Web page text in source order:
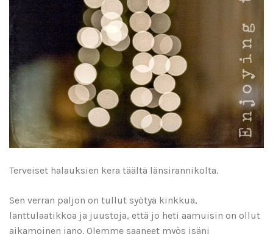
Terveiset halauksien kera täältä länsirannikolta.
Sen verran paljon on tullut syötyä kinkkua,
lanttulaatikkoa ja juustoja, että jo heti aamuisin on ollut
aikamoinen jano. Olemme saaneet myös isäni